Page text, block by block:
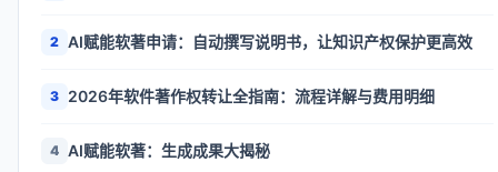
2 AI赋能软著申请：自动撰写说明书，让知识产权保护更高效
3 2026年软件著作权转让全指南：流程详解与费用明细
4 AI赋能软著：生成成果大揭秘